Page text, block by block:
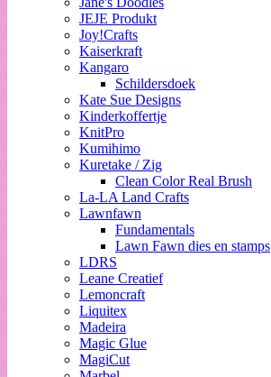
JEJE Produkt
Joy!Crafts
Kaiserkraft
Kangaro
Schildersdoek
Kate Sue Designs
Kinderkoffertje
KnitPro
Kumihimo
Kuretake / Zig
Clean Color Real Brush
La-LA Land Crafts
Lawnfawn
Fundamentals
Lawn Fawn dies en stamps
LDRS
Leane Creatief
Lemoncraft
Liquitex
Madeira
Magic Glue
MagiCut